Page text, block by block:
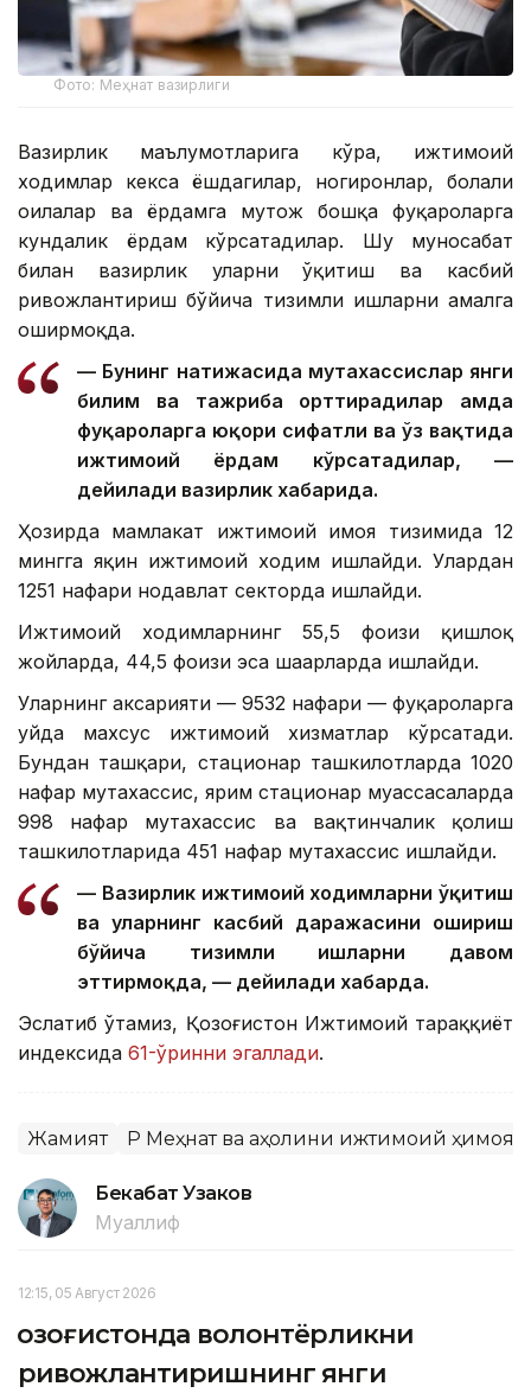
Фото: Меҳнат вазирлиги
Вазирлик маълумотларига кўра, ижтимоий
ходимлар кекса ёшдагилар, ногиронлар, болали
оилалар ва ёрдамга муҳтож бошқа фуқароларга
кундалик ёрдам кўрсатадилар. Шу муносабат
билан вазирлик уларни ўқитиш ва касбий
ривожлантириш бўйича тизимли ишларни амалга
оширмоқда.
— Бунинг натижасида мутахассислар янги
билим ва тажриба орттирадилар ҳамда
фуқароларга юқори сифатли ва ўз вақтида
ижтимоий ёрдам кўрсатадилар, —
дейилади вазирлик хабарида.
Ҳозирда мамлакат ижтимоий ҳимоя тизимида 12
мингга яқин ижтимоий ходим ишлайди. Улардан
1251 нафари нодавлат секторда ишлайди.
Ижтимоий ходимларнинг 55,5 фоизи қишлоқ
жойларда, 44,5 фоизи эса шаҳарларда ишлайди.
Уларнинг аксарияти — 9532 нафари — фуқароларга
уйда махсус ижтимоий хизматлар кўрсатади.
Бундан ташқари, стационар ташкилотларда 1020
нафар мутахассис, ярим стационар муассасаларда
998 нафар мутахассис ва вақтинчалик қолиш
ташкилотларида 451 нафар мутахассис ишлайди.
— Вазирлик ижтимоий ходимларни ўқитиш
ва уларнинг касбий даражасини ошириш
бўйича тизимли ишларни давом
эттирмоқда, — дейилади хабарда.
Эслатиб ўтамиз, Қозоғистон Ижтимоий тараққиёт
индексида 61-ўринни эгаллади.
Жамият ҚР Меҳнат ва аҳолини ижтимоий ҳимоя
Бекабат Узаков
Муаллиф
12:15, 05 Август 2026
Қозоғистонда волонтёрликни
ривожлантиришнинг янги